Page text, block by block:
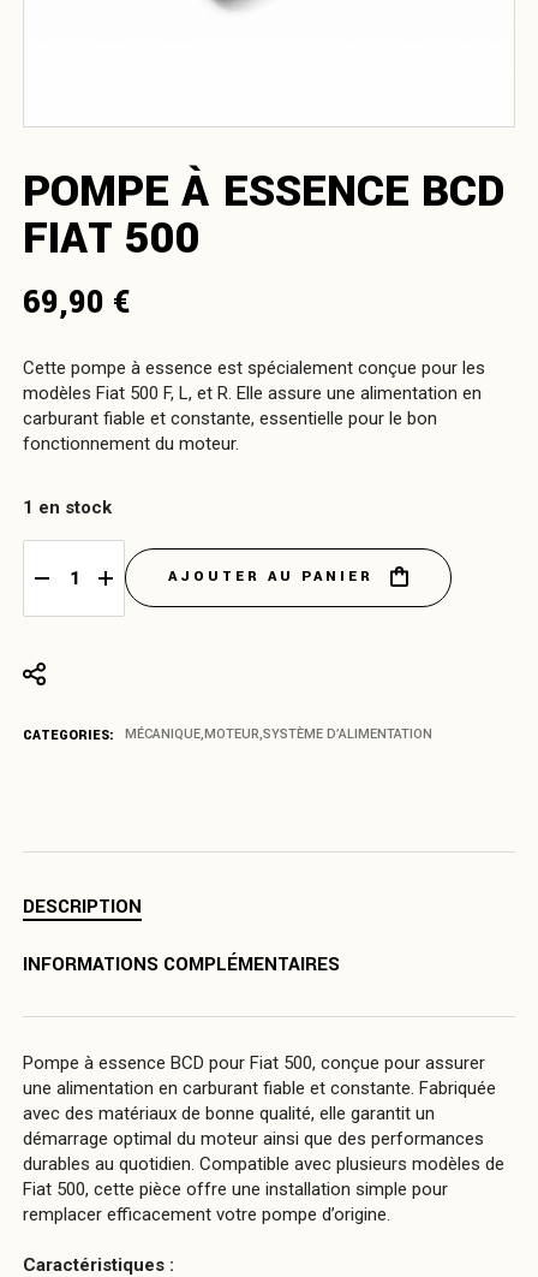
POMPE À ESSENCE BCD
FIAT 500
69,90 €
Cette pompe à essence est spécialement conçue pour les
modèles Fiat 500 F, L, et R. Elle assure une alimentation en
carburant fiable et constante, essentielle pour le bon
fonctionnement du moteur.
1 en stock
Pompe à essence BCD Fiat 500 quantity
AJOUTER AU PANIER
CATEGORIES: MÉCANIQUE, MOTEUR,SYSTÈME D’ALIMENTATION
DESCRIPTION
INFORMATIONS COMPLÉMENTAIRES
Pompe à essence BCD pour Fiat 500, conçue pour assurer
une alimentation en carburant fiable et constante. Fabriquée
avec des matériaux de bonne qualité, elle garantit un
démarrage optimal du moteur ainsi que des performances
durables au quotidien. Compatible avec plusieurs modèles de
Fiat 500, cette pièce offre une installation simple pour
remplacer efficacement votre pompe d’origine.
Caractéristiques :